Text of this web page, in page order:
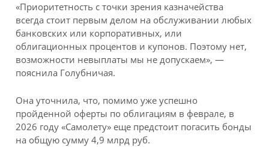
«Приоритетность с точки зрения казначейства
всегда стоит первым делом на обслуживании любых
банковских или корпоративных, или
облигационных процентов и купонов. Поэтому нет,
возможности невыплаты мы не допускаем», —
пояснила Голубничая.
Она уточнила, что, помимо уже успешно
пройденной оферты по облигациям в феврале, в
2026 году «Самолету» еще предстоит погасить бонды
на общую сумму 4,9 млрд руб.